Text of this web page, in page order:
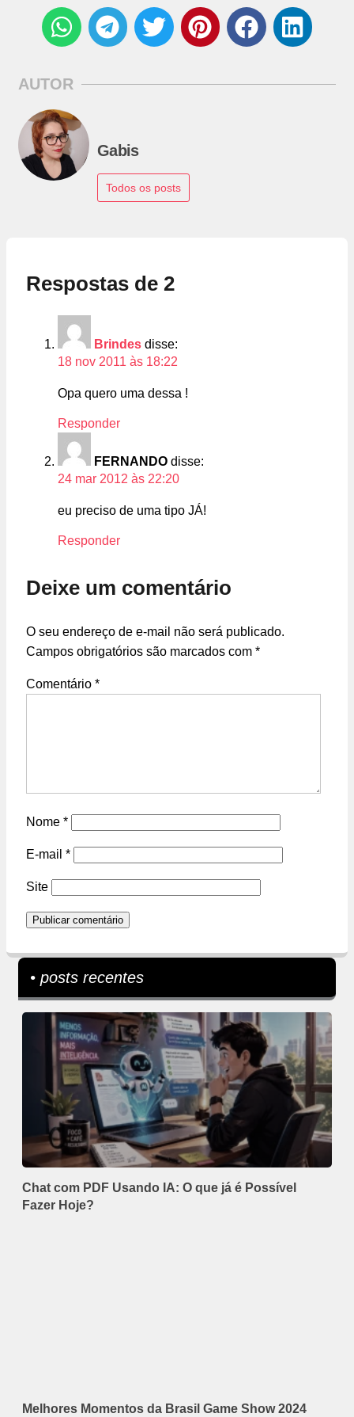
AUTOR
Gabis
Todos os posts
Respostas de 2
Brindes disse:
18 nov 2011 às 18:22
Opa quero uma dessa !
Responder
FERNANDO disse:
24 mar 2012 às 22:20
eu preciso de uma tipo JÁ!
Responder
Deixe um comentário
O seu endereço de e-mail não será publicado.
Campos obrigatórios são marcados com *
Comentário *
Nome *
E-mail *
Site
• posts recentes
Chat com PDF Usando IA: O que já é Possível
Fazer Hoje?
Melhores Momentos da Brasil Game Show 2024